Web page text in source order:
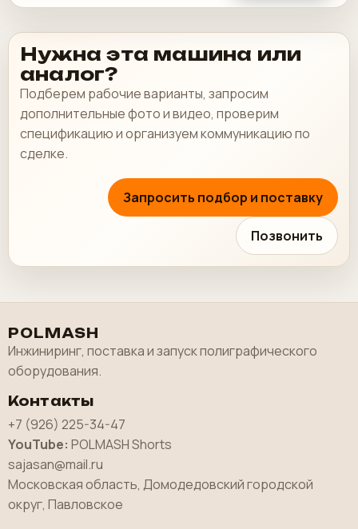
Нужна эта машина или
аналог?
Подберем рабочие варианты, запросим
дополнительные фото и видео, проверим
спецификацию и организуем коммуникацию по
сделке.
Запросить подбор и поставку
Позвонить
POLMASH
Инжиниринг, поставка и запуск полиграфического
оборудования.
Контакты
+7 (926) 225-34-47
YouTube: POLMASH Shorts
sajasan@mail.ru
Московская область, Домодедовский городской
округ, Павловское